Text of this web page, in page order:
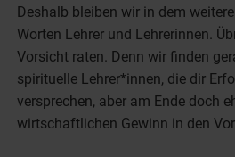
Deshalb bleiben wir in dem
Worten Lehrer und Lehrerinnen.
Vorsicht raten. Denn wir finden
spirituelle Lehrer*innen, die dir
versprechen, aber am Ende doch
wirtschaftlichen Gewinn in den